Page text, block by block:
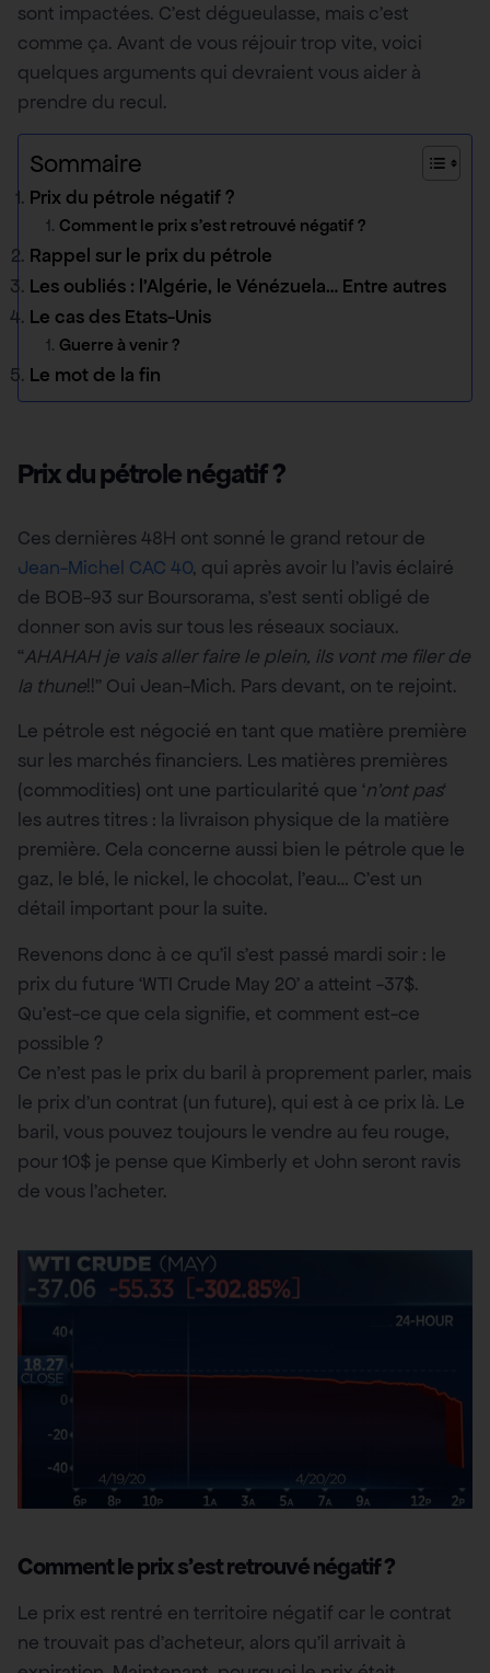
sont impactées. C’est dégueulasse, mais c’est
comme ça. Avant de vous réjouir trop vite, voici
quelques arguments qui devraient vous aider à
prendre du recul.
Sommaire
Prix du pétrole négatif ?
Comment le prix s’est retrouvé négatif ?
Rappel sur le prix du pétrole
Les oubliés : l’Algérie, le Vénézuela… Entre autres
Le cas des Etats-Unis
Guerre à venir ?
Le mot de la fin
Prix du pétrole négatif ?
Ces dernières 48H ont sonné le grand retour de
Jean-Michel CAC 40, qui après avoir lu l’avis éclairé
de BOB-93 sur Boursorama, s’est senti obligé de
donner son avis sur tous les réseaux sociaux.
“AHAHAH je vais aller faire le plein, ils vont me filer de
la thune!!” Oui Jean-Mich. Pars devant, on te rejoint.
Le pétrole est négocié en tant que matière première
sur les marchés financiers. Les matières premières
(commodities) ont une particularité que ‘n’ont pas‘
les autres titres : la livraison physique de la matière
première. Cela concerne aussi bien le pétrole que le
gaz, le blé, le nickel, le chocolat, l’eau… C’est un
détail important pour la suite.
Revenons donc à ce qu’il s’est passé mardi soir : le
prix du future ‘WTI Crude May 20’ a atteint -37$.
Qu’est-ce que cela signifie, et comment est-ce
possible ?
Ce n’est pas le prix du baril à proprement parler, mais
le prix d’un contrat (un future), qui est à ce prix là. Le
baril, vous pouvez toujours le vendre au feu rouge,
pour 10$ je pense que Kimberly et John seront ravis
de vous l’acheter.
Comment le prix s’est retrouvé négatif ?
Le prix est rentré en territoire négatif car le contrat
ne trouvait pas d’acheteur, alors qu’il arrivait à